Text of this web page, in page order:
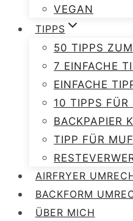
VEGAN
TIPPS
50 TIPPS
7 EINFACHE
EINFACHE
10 TIPPS FÜR
BACKPAPIER
TIPP FÜR
AIRFRYER
BACKFORM
ÜBER MICH